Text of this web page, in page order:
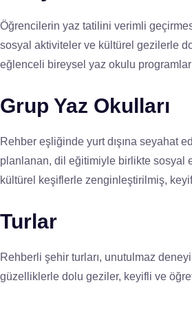
Öğrencilerin yaz tatilini verimli
sosyal aktiviteler ve kültürel gezilerle
eğlenceli bireysel yaz okulu
Grup Yaz Okulları
Rehber eşliğinde yurt dışına seyahat
planlanan, dil eğitimiyle birlikte sosyal
kültürel keşiflerle zenginleştirilmiş,
Turlar
Rehberli şehir turları, unutulmaz
güzelliklerle dolu geziler, keyifli ve